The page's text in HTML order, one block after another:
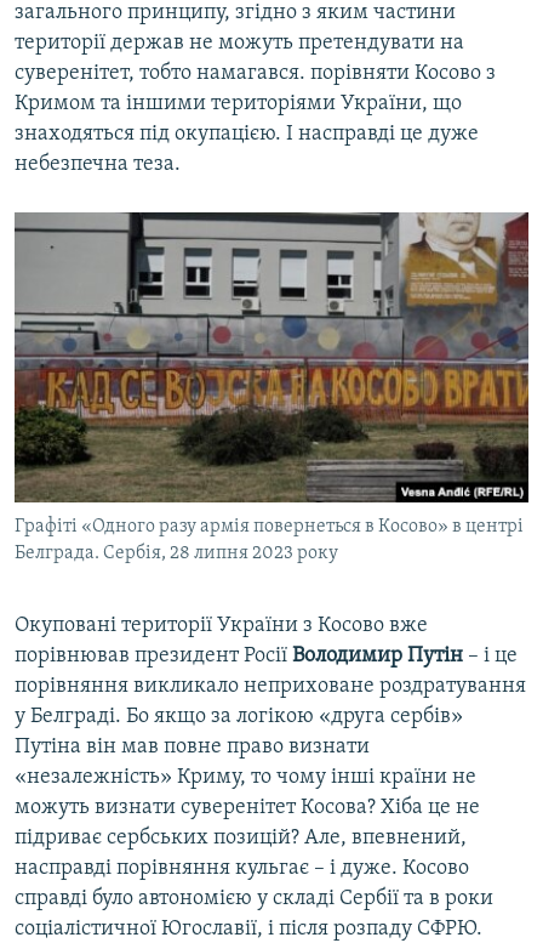
загального принципу, згідно з яким частини
території держав не можуть претендувати на
суверенітет, тобто намагався. порівняти Косово з
Кримом та іншими територіями України, що
знаходяться під окупацією. І насправді це дуже
небезпечна теза.
Графіті «Одного разу армія повернеться в Косово» в центрі
Белграда. Сербія, 28 липня 2023 року
Окуповані території України з Косово вже
порівнював президент Росії Володимир Путін – і це
порівняння викликало неприховане роздратування
у Белграді. Бо якщо за логікою «друга сербів»
Путіна він мав повне право визнати
«незалежність» Криму, то чому інші країни не
можуть визнати суверенітет Косова? Хіба це не
підриває сербських позицій? Але, впевнений,
насправді порівняння кульгає – і дуже. Косово
справді було автономією у складі Сербії та в роки
соціалістичної Югославії, і після розпаду СФРЮ.